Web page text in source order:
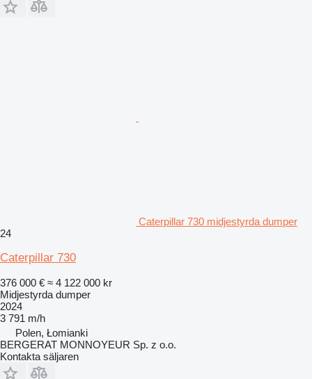
Caterpillar 730 midjestyrda dumper
24
Caterpillar 730
376 000 € ≈ 4 122 000 kr
Midjestyrda dumper
2024
3 791 m/h
Polen, Łomianki
BERGERAT MONNOYEUR Sp. z o.o.
Kontakta säljaren